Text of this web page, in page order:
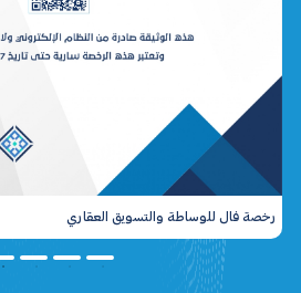
رخصة تأهيل مطور عقاري لنشاط المساهمات العقاريه